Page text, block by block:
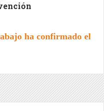
ha confirmado el